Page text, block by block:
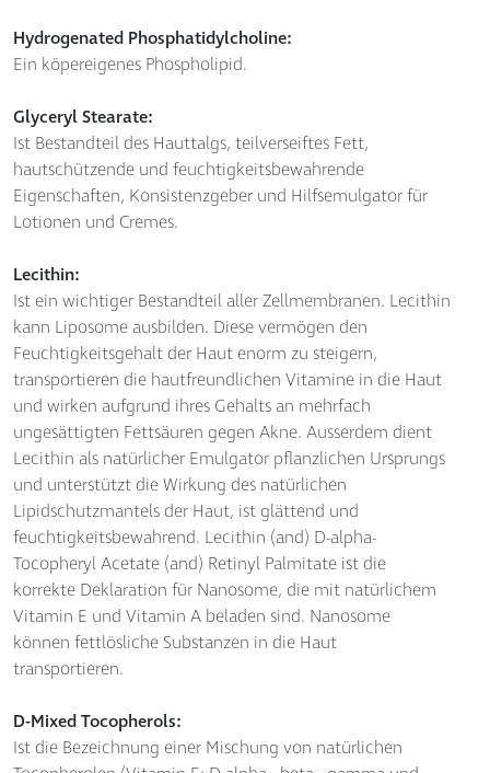
Hydrogenated Phosphatidylcholine:
Ein köpereigenes Phospholipid.
Glyceryl Stearate:
Ist Bestandteil des Hauttalgs, teilverseiftes Fett,
hautschützende und feuchtigkeitsbewahrende
Eigenschaften, Konsistenzgeber und Hilfsemulgator für
Lotionen und Cremes.
Lecithin:
Ist ein wichtiger Bestandteil aller Zellmembranen. Lecithin
kann Liposome ausbilden. Diese vermögen den
Feuchtigkeitsgehalt der Haut enorm zu steigern,
transportieren die hautfreundlichen Vitamine in die Haut
und wirken aufgrund ihres Gehalts an mehrfach
ungesättigten Fettsäuren gegen Akne. Ausserdem dient
Lecithin als natürlicher Emulgator pflanzlichen Ursprungs
und unterstützt die Wirkung des natürlichen
Lipidschutzmantels der Haut, ist glättend und
feuchtigkeitsbewahrend. Lecithin (and) D-alpha-
Tocopheryl Acetate (and) Retinyl Palmitate ist die
korrekte Deklaration für Nanosome, die mit natürlichem
Vitamin E und Vitamin A beladen sind. Nanosome
können fettlösliche Substanzen in die Haut
transportieren.
D-Mixed Tocopherols:
Ist die Bezeichnung einer Mischung von natürlichen